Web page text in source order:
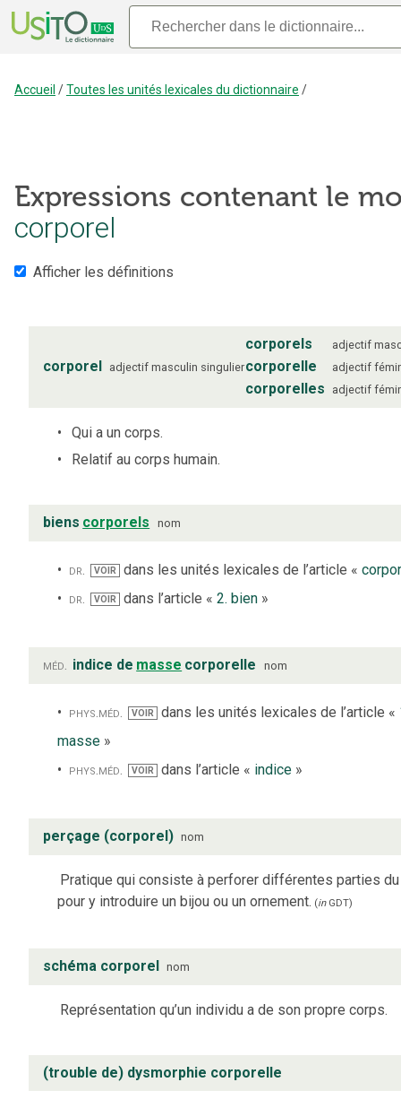
Accueil /Toutes les unités lexicales du dictionnaire /
Expressions contenant le
corporel
Afficher les définitions
corporel adjectif masculin singulier
corporels adjectif
corporelle adjectif
corporelles adjectif
Qui a un corps.
Relatif au corps humain.
biens corporels nom
dr. VOIR dans les unités lexicales de l’article «
dr.
VOIR dans l’article « 2. bien»
méd. indice de masse corporelle nom
phys.méd. VOIR dans les unités lexicales de l’article «
masse »
phys.méd. VOIR dans l’article « indice»
perçage (corporel) nom
Pratique qui consiste à perforer différentes parties
pour y introduire un bijou ou un ornement. (inGDT)
schéma corporel nom
Représentation qu’un individu a de son propre corps.
(trouble de) dysmorphie corporelle